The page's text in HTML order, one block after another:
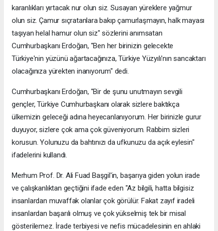
karanlıkları yırtacak nur olun siz. Susayan yüreklere yağmur
olun siz. Çamur sıçratanlara bakıp çamurlaşmayın, halk mayası
taşıyan helal hamur olun siz" sözlerini anımsatan
Cumhurbaşkanı Erdoğan, "Ben her birinizin gelecekte
Türkiye'nin yüzünü ağartacağınıza, Türkiye Yüzyılı'nın sancaktarı
olacağınıza yürekten inanıyorum" dedi.
Cumhurbaşkanı Erdoğan, "Bir de şunu unutmayın sevgili
gençler, Türkiye Cumhurbaşkanı olarak sizlere baktıkça
ülkemizin geleceği adına heyecanlanıyorum. Her birinizle gurur
duyuyor, sizlere çok ama çok güveniyorum. Rabbim sizleri
korusun. Yolunuzu da bahtınızı da ufkunuzu da açık eylesin"
ifadelerini kullandı.
Merhum Prof. Dr. Ali Fuad Başgil'in, başarıya giden yolun irade
ve çalışkanlıktan geçtiğini ifade eden "Az bilgili, hatta bilgisiz
insanlardan muvaffak olanlar çok görülür. Fakat zayıf iradeli
insanlardan başarılı olmuş ve çok yükselmiş tek bir misal
gösterilemez. İrade terbiyesi ve nefis mücadelesinin en ahlaki